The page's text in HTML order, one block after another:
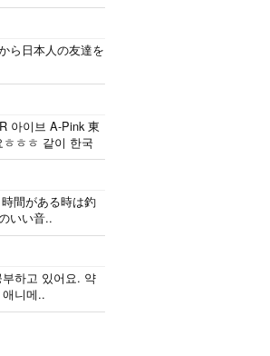
ら日本人の友達を
아이브 A-Pink 東
ㅎㅎ 같이 한국
間がある時は釣
いい音..
하고 있어요. 약
니메..